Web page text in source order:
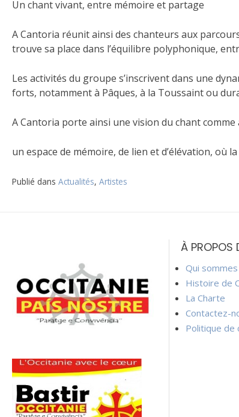
Un chant vivant, entre mémoire et partage
A Cantoria réunit ainsi des chanteurs aux
trouve sa place dans l’équilibre polyphonique,
Les activités du groupe s’inscrivent dans une
forts, notamment à Pâques, à la Toussaint ou
A Cantoria porte ainsi une vision du chant
un espace de mémoire, de lien et d’élévation, où
Publié dans Actualités, Artistes
l’article
À PROPOS
Qui
Histoire de
La Charte
Contactez-
Politique de